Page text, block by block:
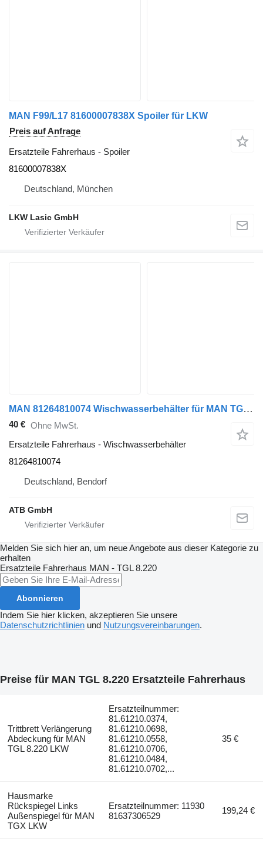
MAN F99/L17 81600007838X Spoiler für LKW
Preis auf Anfrage
Ersatzteile Fahrerhaus - Spoiler
81600007838X
Deutschland, München
LKW Lasic GmbH
MAN 81264810074 Wischwasserbehälter für MAN TGL/TGM LKW
40 € Ohne MwSt.
Ersatzteile Fahrerhaus - Wischwasserbehälter
81264810074
Deutschland, Bendorf
ATB GmbH
Melden Sie sich hier an, um neue Angebote aus dieser Kategorie zu
erhalten
Ersatzteile Fahrerhaus MAN - TGL 8.220
Abonnieren
Indem Sie hier klicken, akzeptieren Sie unsere
Datenschutzrichtlinien und Nutzungsvereinbarungen.
Preise für MAN TGL 8.220 Ersatzteile Fahrerhaus
Trittbrett Verlängerung
Abdeckung für MAN
TGL 8.220 LKW
Ersatzteilnummer:
81.61210.0374,
81.61210.0698,
81.61210.0558,
81.61210.0706,
81.61210.0484,
81.61210.0702,...
35 €
Hausmarke
Rückspiegel Links
Außenspiegel für MAN
TGX LKW
Ersatzteilnummer: 11930
81637306529
199,24 €